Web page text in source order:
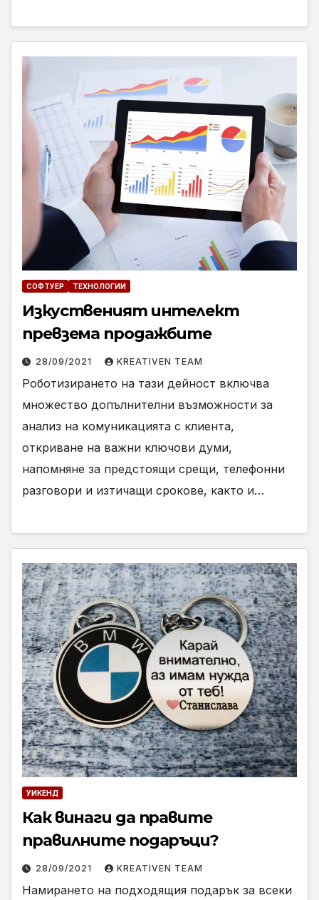
СОФТУЕР ТЕХНОЛОГИИ
Изкуственият интелект
превзема продажбите
28/09/2021 KREATIVEN TEAM
Роботизирането на тази дейност включва
множество допълнителни възможности за
анализ на комуникацията с клиента,
откриване на важни ключови думи,
напомняне за предстоящи срещи, телефонни
разговори и изтичащи срокове, както и…
УИКЕНД
Как винаги да правите
правилните подаръци?
28/09/2021 KREATIVEN TEAM
Намирането на подходящия подарък за всеки